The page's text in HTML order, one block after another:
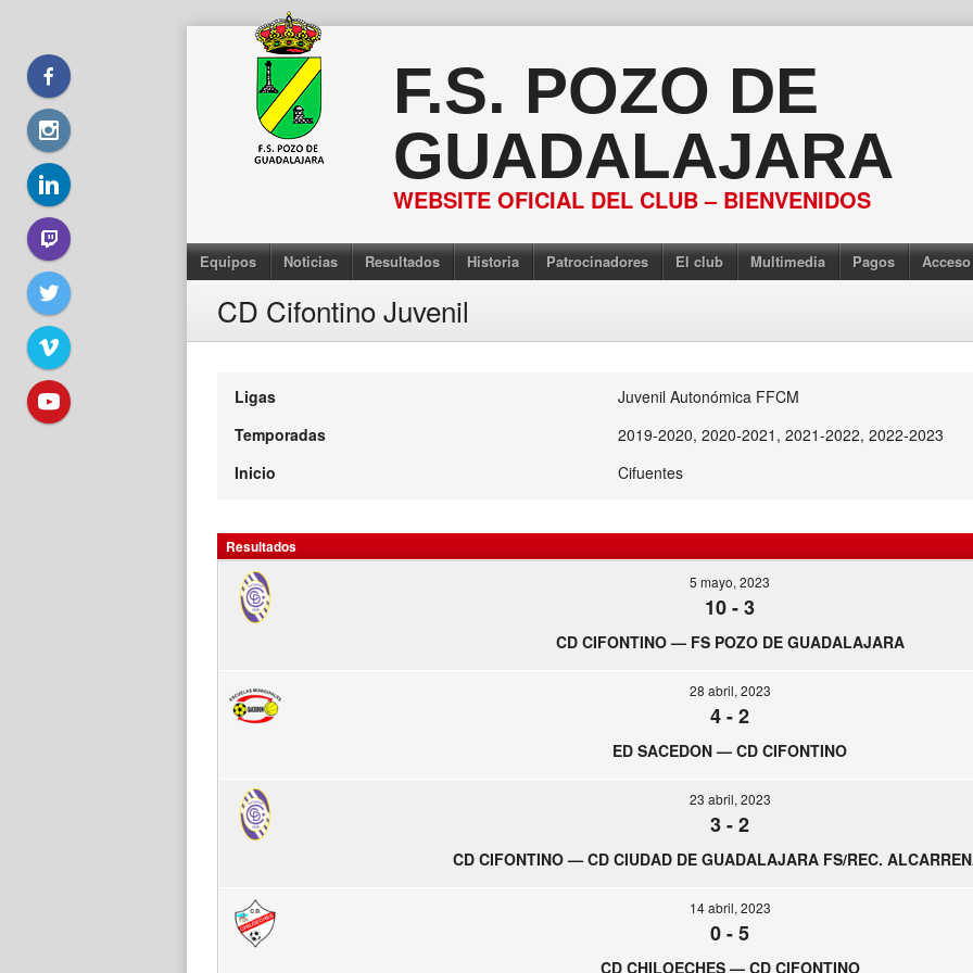
F.S. POZO DE
GUADALAJARA
WEBSITE OFICIAL DEL CLUB – BIENVENIDOS
Equipos Noticias Resultados Historia Patrocinadores El club Multimedia Pagos Acceso
CD Cifontino Juvenil
Ligas
Juvenil Autonómica FFCM
Temporadas
2019-2020, 2020-2021, 2021-2022, 2022-2023
Inicio
Cifuentes
Resultados
5 mayo, 2023
10-3
CD CIFONTINO — FS POZO DE GUADALAJARA
28 abril, 2023
4-2
ED SACEDON — CD CIFONTINO
23 abril, 2023
3-2
CD CIFONTINO — CD CIUDAD DE GUADALAJARA FS/REC.
14 abril, 2023
0-5
CD CHILOECHES — CD CIFONTINO